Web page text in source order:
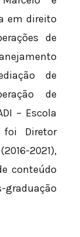
em direito
de
de
de
– Escola
Diretor
2021),
conteúdo
graduação